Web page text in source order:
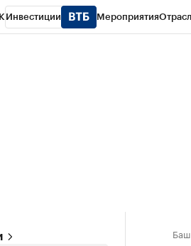
Инвестиции Мероприятия